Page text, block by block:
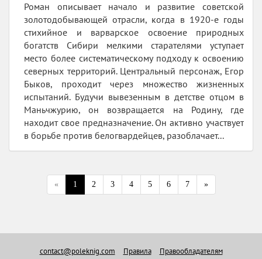
Роман описывает начало и развитие советской
золотодобывающей отрасли, когда в 1920-е годы
стихийное и варварское освоение природных
богатств Сибири мелкими старателями уступает
место более систематическому подходу к освоению
северных территорий. Центральный персонаж, Егор
Быков, проходит через множество жизненных
испытаний. Будучи вывезенным в детстве отцом в
Маньчжурию, он возвращается на Родину, где
находит свое предназначение. Он активно участвует
в борьбе против белогвардейцев, разоблачает...
« 1 2 3 4 5 6 7 »
contact@poleknig.com Правила Правообладателям